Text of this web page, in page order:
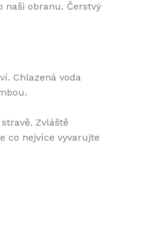
naši obranu. Čerstvý
Chlazená voda
Zvláště
co nejvíce vyvarujte